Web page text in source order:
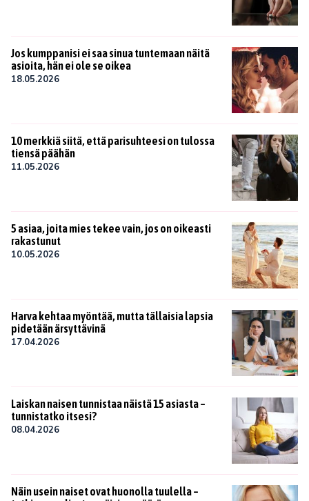
Jos kumppanisi ei saa sinua tuntemaan näitä
asioita, hän ei ole se oikea
18.05.2026
10 merkkiä siitä, että parisuhteesi on tulossa
tiensä päähän
11.05.2026
5 asiaa, joita mies tekee vain, jos on oikeasti
rakastunut
10.05.2026
Harva kehtaa myöntää, mutta tällaisia lapsia
pidetään ärsyttävinä
17.04.2026
Laiskan naisen tunnistaa näistä 15 asiasta –
tunnistatko itsesi?
08.04.2026
Näin usein naiset ovat huonolla tuulella –